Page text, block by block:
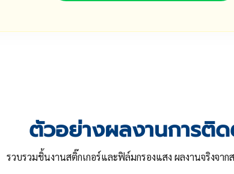
ตัวอย่างผลงานการติ
รวบรวมชิ้นงานสติ๊กเกอร์และฟิล์มกรองแสง ผลงานจริงจา